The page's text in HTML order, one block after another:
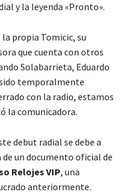
y la leyenda «Pronto».
propia Tomicic, su
que cuenta con otros
Solabarrieta, Eduardo
temporalmente
con la radio, estamos
la comunicadora.
debut radial se debe a
de un documento oficial de
Relojes VIP, una
anteriormente.